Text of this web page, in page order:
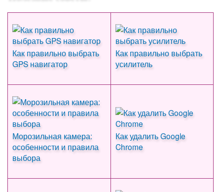
Как правильно выбрать
GPS навигатор
Как правильно выбрать
усилитель
Морозильная камера:
особенности и правила
выбора
Как удалить Google
Chrome